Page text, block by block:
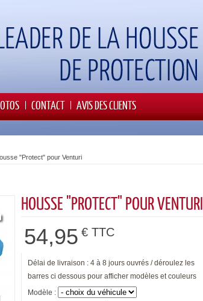
CONTACT AVIS DES CLIENTS
"Protect" pour Venturi
HOUSSE "PROTECT" POUR VENTURI
54,95 € TTC
Délai de livraison : 4 à 8 jours ouvrés / déroulez les
barres ci dessous pour afficher modèles et couleurs
Modèle :